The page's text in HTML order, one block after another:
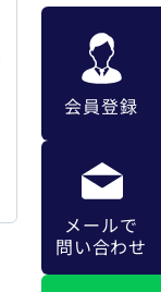
会員登録
メールで
問い合わせ